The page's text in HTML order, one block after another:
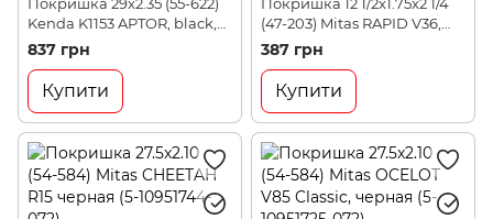
Kenda K1153 APTOR, black,
30tpi (073U4N37)
837 грн
Купити
(47-203) Mitas RAPID V36,
Pre Classic черная (5-
10967340-044)
387 грн
Купити